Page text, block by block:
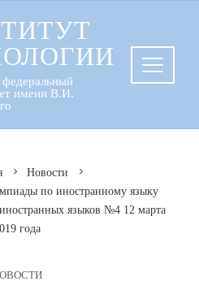
имени В.И.
Новости
по иностранному языку
языков №4 12 марта
года